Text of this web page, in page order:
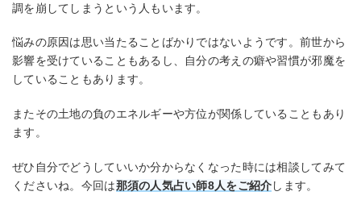
調を崩してしまうという人もいます。
悩みの原因は思い当たることばかりではないようです。前世から
影響を受けていることもあるし、自分の考えの癖や習慣が邪魔を
していることもあります。
またその土地の負のエネルギーや方位が関係していることもあり
ます。
ぜひ自分でどうしていいか分からなくなった時には相談してみて
くださいね。今回は那須の人気占い師8人をご紹介します。